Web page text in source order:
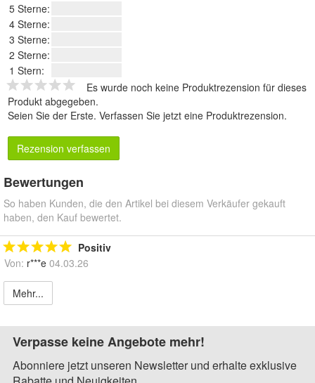
5 Sterne:
4 Sterne:
3 Sterne:
2 Sterne:
1 Stern:
Es wurde noch keine Produktrezension für dieses
Produkt abgegeben.
Seien Sie der Erste. Verfassen Sie jetzt eine Produktrezension.
Rezension verfassen
Bewertungen
So haben Kunden, die den Artikel bei diesem Verkäufer gekauft
haben, den Kauf bewertet.
Positiv
Von: r***e 04.03.26
Mehr...
Verpasse keine Angebote mehr!
Abonniere jetzt unseren Newsletter und erhalte exklusive